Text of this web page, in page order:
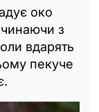
око
з
вдарять
пекуче